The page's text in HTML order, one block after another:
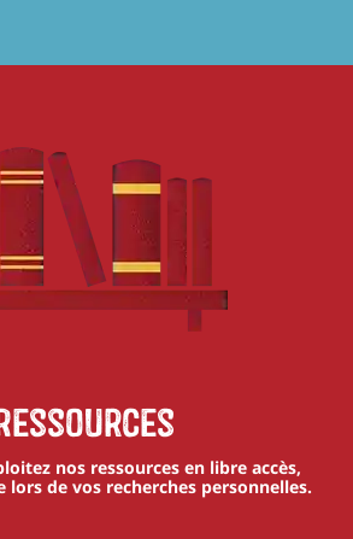
nos ressources en libre accès,
lors de vos recherches personnelles.